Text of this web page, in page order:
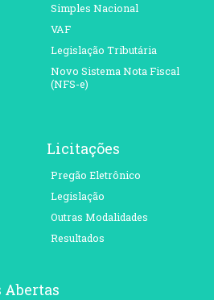
Simples Nacional
VAF
Legislação Tributária
Novo Sistema Nota Fiscal
(NFS-e)
Licitações
Pregão Eletrônico
Legislação
Outras Modalidades
Resultados
Abertas